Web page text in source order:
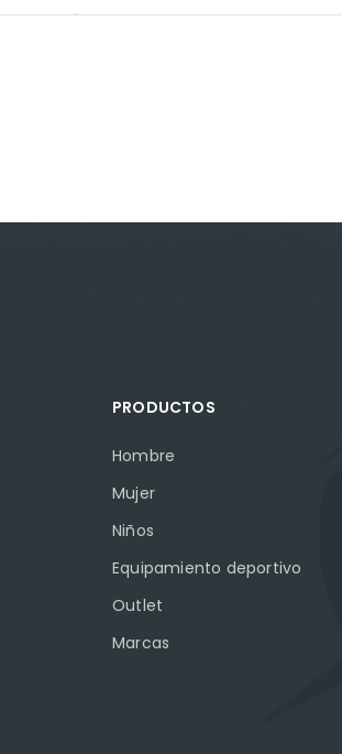
PRODUCTOS
Hombre
Mujer
Niños
Equipamiento deportivo
Outlet
Marcas